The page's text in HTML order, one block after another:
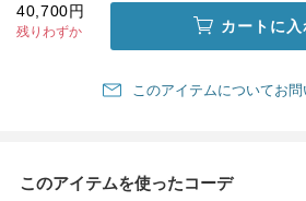
40,700円
残りわずか カートに入
このアイテムについてお
このアイテムを使ったコーデ